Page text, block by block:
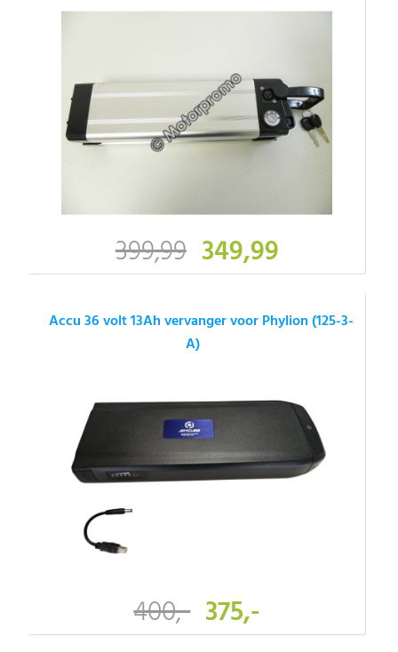
399,99 349,99
Accu 36 volt 13Ah vervanger voor Phylion (125-3-
A)
400,- 375,-